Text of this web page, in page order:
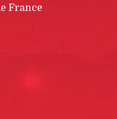
France